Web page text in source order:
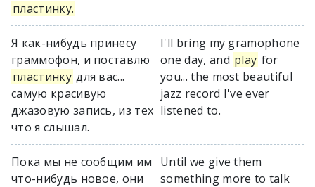
пластинку.
Я как-нибудь принесу
граммофон, и поставлю
пластинку для вас...
самую красивую
джазовую запись, из тех
что я слышал.
I'll bring my gramophone
one day, and play for
you... the most beautiful
jazz record I've ever
listened to.
Пока мы не сообщим им
что-нибудь новое, они
Until we give them
something more to talk